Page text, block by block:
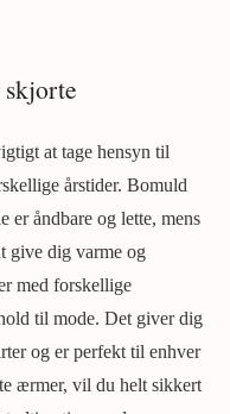
at tage hensyn til
årstider. Bomuld
er åndbare og lette, mens
give dig varme og
med forskellige
til mode. Det giver dig
og er perfekt til enhver
ærmer, vil du helt sikkert